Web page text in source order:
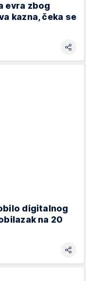
evra zbog
kazna, čeka se
digitalnog
na 20